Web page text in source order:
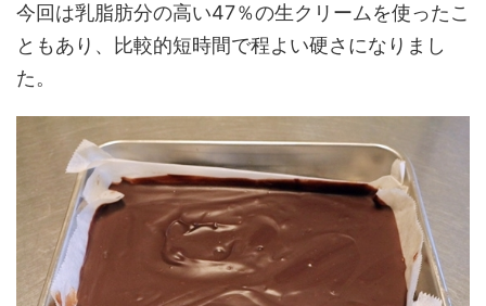
今回は乳脂肪分の高い47％の生クリームを使ったこ
ともあり、比較的短時間で程よい硬さになりまし
た。